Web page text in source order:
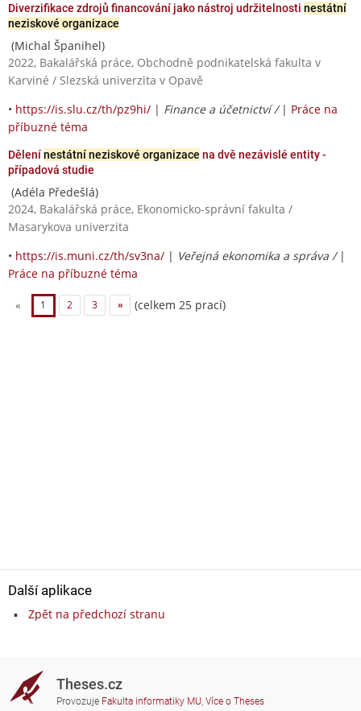
Diverzifikace zdrojů financování jako nástroj udržitelnosti nestátní
neziskové organizace
(Michal Španihel)
2022, Bakalářská práce, Obchodně podnikatelská fakulta v
Karviné / Slezská univerzita v Opavě
• https://is.slu.cz/th/pz9hi/ | Finance a účetnictví / | Práce na
příbuzné téma
Dělenínestátní neziskové organizace na dvě nezávislé entity -
případová studie
(Adéla Předešlá)
2024, Bakalářská práce, Ekonomicko-správní fakulta /
Masarykova univerzita
• https://is.muni.cz/th/sv3na/ | Veřejná ekonomika a správa / |
Práce na příbuzné téma
« 1 2 3 » (celkem 25 prací)
Další aplikace
Zpět na předchozí stranu
Theses.cz
Provozuje Fakulta informatiky MU, Více o Theses